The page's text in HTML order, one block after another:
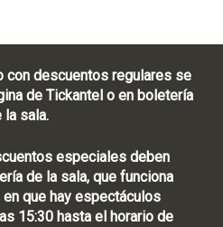
con descuentos regulares se
de Tickantel o en boletería
la sala.
especiales deben
de la sala, que funciona
que hay espectáculos
15:30 hasta el horario de